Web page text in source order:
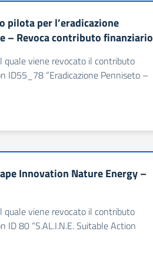
pilota per l’eradicazione
– Revoca contributo finanziario
viene revocato il contributo
ID55_78 “Eradicazione Penniseto –
Innovation Nature Energy –
viene revocato il contributo
80 “S.AL.I.N.E. Suitable Action